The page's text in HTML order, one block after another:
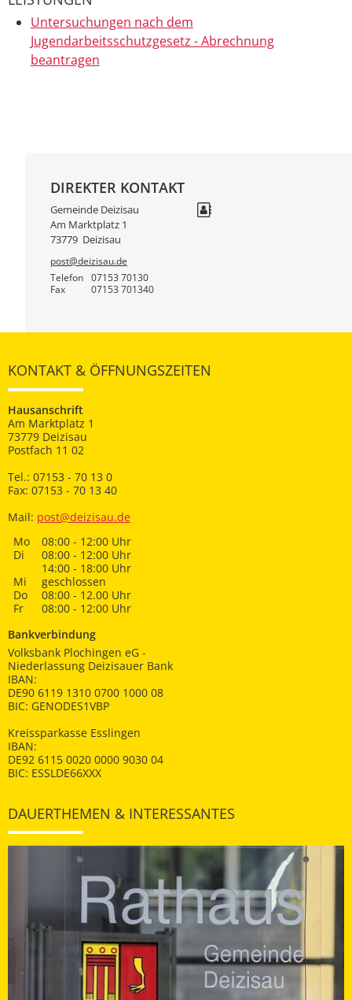
Untersuchungen nach dem
Jugendarbeitsschutzgesetz - Abrechnung
beantragen
DIREKTER KONTAKT
Gemeinde Deizisau
Am Marktplatz 1
73779 Deizisau
post@deizisau.de
Telefon
07153 70130
Fax 07153 701340
KONTAKT & ÖFFNUNGSZEITEN
Hausanschrift
Am Marktplatz 1
73779 Deizisau
Postfach 11 02
Tel.: 07153 - 70 13 0
Fax: 07153 - 70 13 40
Mail: post@deizisau.de
Mo
08:00 - 12:00 Uhr
Di
08:00 - 12:00 Uhr
14:00 - 18:00 Uhr
Mi
geschlossen
Do
08:00 - 12.00 Uhr
Fr
08:00 - 12:00 Uhr
Bankverbindung
Volksbank Plochingen eG -
Niederlassung Deizisauer Bank
IBAN:
DE90 6119 1310 0700 1000 08
BIC: GENODES1VBP
Kreissparkasse Esslingen
IBAN:
DE92 6115 0020 0000 9030 04
BIC: ESSLDE66XXX
DAUERTHEMEN & INTERESSANTES